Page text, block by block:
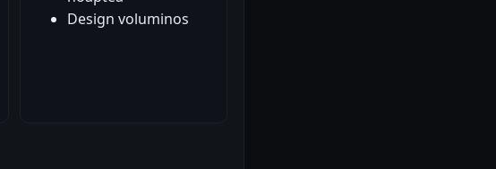
Design voluminos